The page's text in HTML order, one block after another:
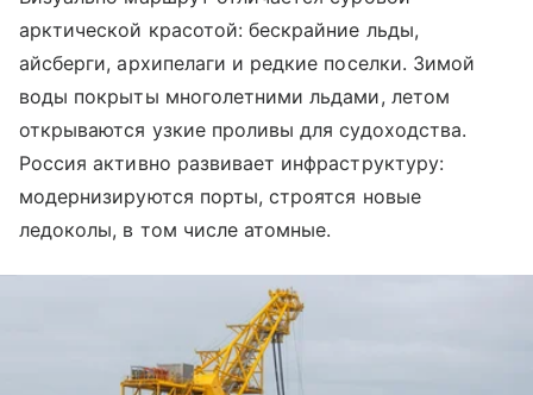
арктической красотой: бескрайние льды,
айсберги, архипелаги и редкие поселки. Зимой
воды покрыты многолетними льдами, летом
открываются узкие проливы для судоходства.
Россия активно развивает инфраструктуру:
модернизируются порты, строятся новые
ледоколы, в том числе атомные.